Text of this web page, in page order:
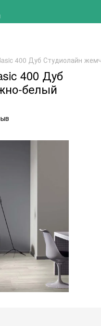
400 Дуб Студиолайн
400 Дуб
белый